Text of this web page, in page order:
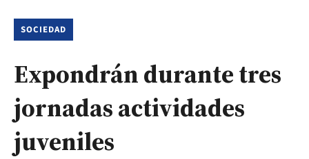
SOCIEDAD
Expondrán durante tres
jornadas actividades
juveniles